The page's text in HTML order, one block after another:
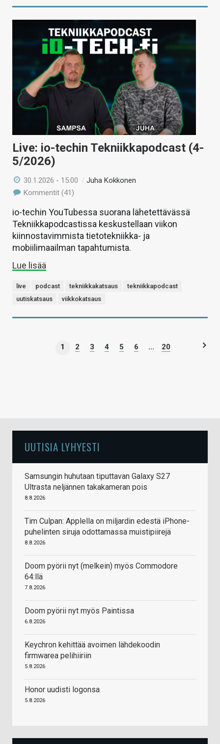
Live: io-techin Tekniikkapodcast (4-
5/2026)
30.1.2026 - 15:00 /Juha Kokkonen
Kommentit (41)
io-techin YouTubessa suorana lähetettävässä
Tekniikkapodcastissa keskustellaan viikon
kiinnostavimmista tietotekniikka- ja
mobiilimaailman tapahtumista.
Lue lisää
live podcast tekniikkakatsaus
tekniikkapodcast
uutiskatsaus
viikkokatsaus
1 2 3 4 5 6 ... 20
UUTISIA LYHYESTI
Samsungin huhutaan tiputtavan Galaxy S27
Ultrasta neljännen takakameran pois
8.8.2026
Tim Culpan: Applella on miljardin edestä iPhone-
puhelinten siruja odottamassa muistipiirejä
8.8.2026
Doom pyörii nyt (melkein) myös Commodore
64:llä
7.8.2026
Doom pyörii nyt myös Paintissa
6.8.2026
Keychron kehittää avoimen lähdekoodin
firmwarea pelihiiriin
5.8.2026
Honor uudisti logonsa
5.8.2026